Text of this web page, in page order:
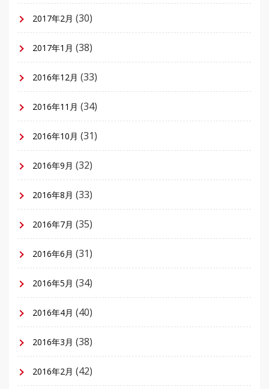
2017年2月 (30)
2017年1月 (38)
2016年12月 (33)
2016年11月 (34)
2016年10月 (31)
2016年9月 (32)
2016年8月 (33)
2016年7月 (35)
2016年6月 (31)
2016年5月 (34)
2016年4月 (40)
2016年3月 (38)
2016年2月 (42)